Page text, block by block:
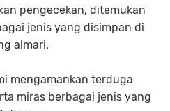
pengecekan, ditemukan
jenis yang disimpan di
almari.
mengamankan terduga
miras berbagai jenis yang